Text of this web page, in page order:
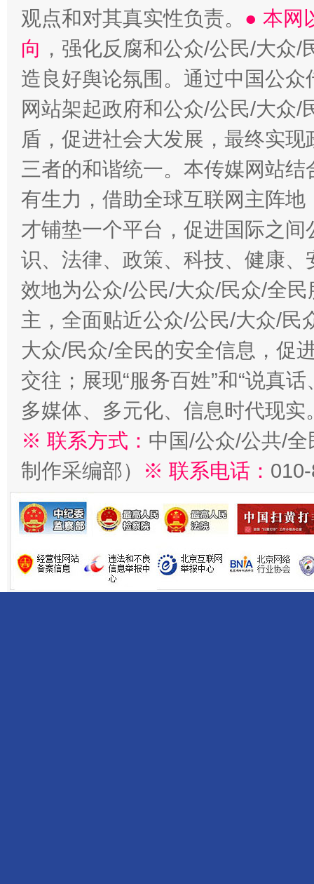
观点和对其真实性负责。 ● 本网
向 ，强化反腐和公众/公民/大众
造良好舆论氛围。通过中国公
网站架起政府和公众/公民/大众
盾，促进社会大发展，最终实
三者的和谐统一。本传媒网站
有生力，借助全球互联网主阵
才铺垫一个平台，促进国际之
识、法律、政策、科技、健康
效地为公众/公民/大众/民众/全
主，全面贴近公众/公民/大众/民
大众/民众/全民的安全信息，促
交往；展现“服务百姓”和“说真
多媒体、多元化、信息时代现实
※ 联系方式： 中国/公众/公共/
制作采编部）
※ 联系电话：